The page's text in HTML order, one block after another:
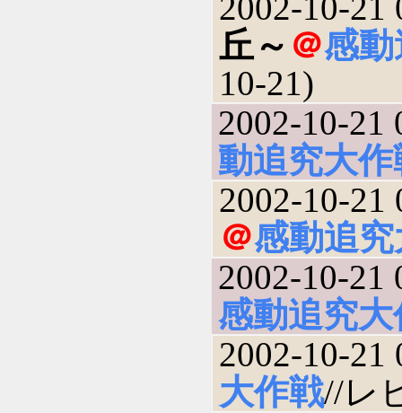
丘～ ＠感
10-21)
2002-10-21
動追究大作
2002-10-21
＠感動追
2002-10-21
感動追究大
2002-10-21
大作戦//レ